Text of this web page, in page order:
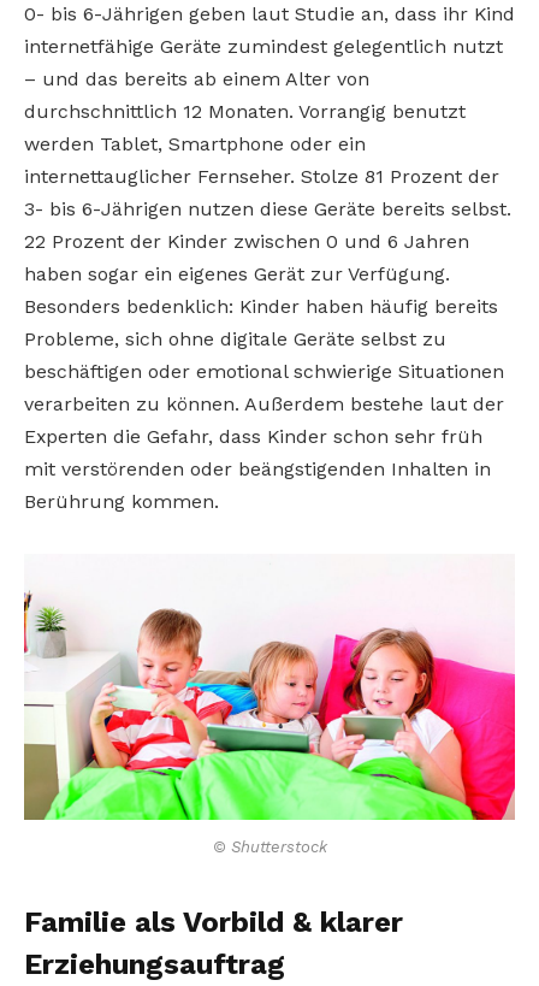
0- bis 6-Jährigen geben laut Studie an, dass ihr Kind
internetfähige Geräte zumindest gelegentlich nutzt
– und das bereits ab einem Alter von
durchschnittlich 12 Monaten. Vorrangig benutzt
werden Tablet, Smartphone oder ein
internettauglicher Fernseher. Stolze 81 Prozent der
3- bis 6-Jährigen nutzen diese Geräte bereits selbst.
22 Prozent der Kinder zwischen 0 und 6 Jahren
haben sogar ein eigenes Gerät zur Verfügung.
Besonders bedenklich: Kinder haben häufig bereits
Probleme, sich ohne digitale Geräte selbst zu
beschäftigen oder emotional schwierige Situationen
verarbeiten zu können. Außerdem bestehe laut der
Experten die Gefahr, dass Kinder schon sehr früh
mit verstörenden oder beängstigenden Inhalten in
Berührung kommen.
© Shutterstock
Familie als Vorbild & klarer
Erziehungsauftrag